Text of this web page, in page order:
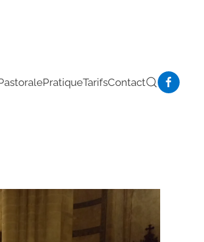
PratiqueTarifsContact